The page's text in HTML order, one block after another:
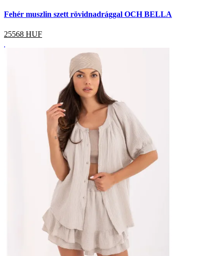
Fehér muszlin szett rövidnadrággal OCH BELLA
25568 HUF